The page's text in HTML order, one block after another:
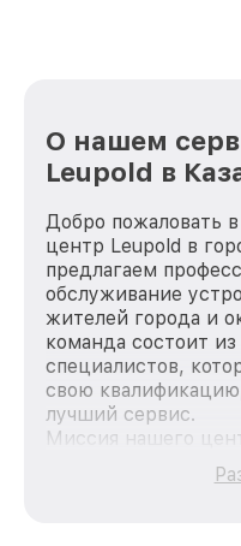
О нашем
Leupold в
Добро пожаловать
центр Leupold в
предлагаем
обслуживание
жителей города и
команда состоит
специалистов,
свою
лучший сервис.
Миссия нашего
качественный и
каждого